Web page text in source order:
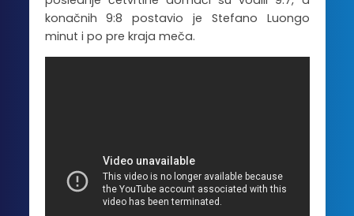
konačnih 9:8 postavio je Stefano Luongo
minut i po pre kraja meča.